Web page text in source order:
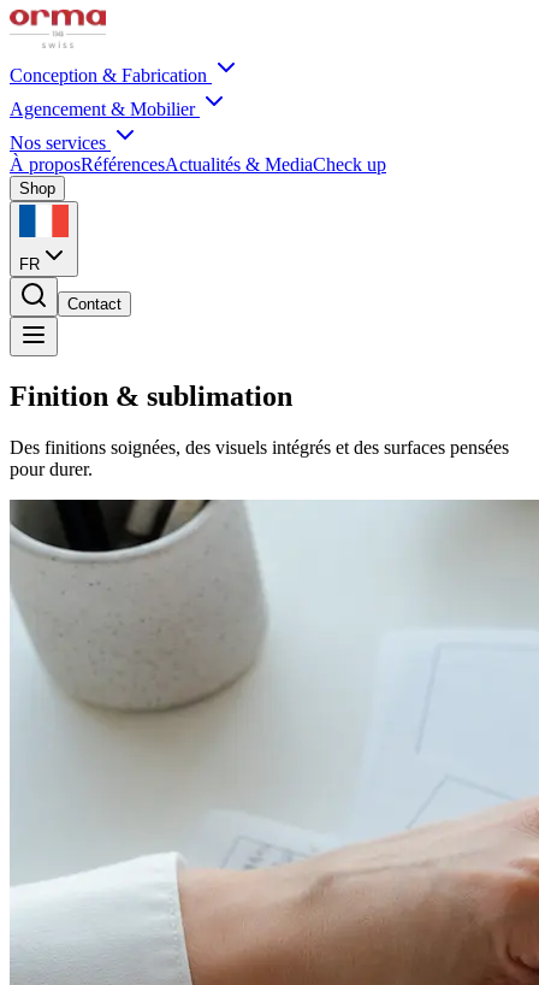
Conception & Fabrication
Agencement & Mobilier
Nos services
À proposRéférencesActualités & MediaCheck up
Shop
FR
Contact
Finition & sublimation
Des finitions soignées, des visuels intégrés et des surfaces pensées
pour durer.